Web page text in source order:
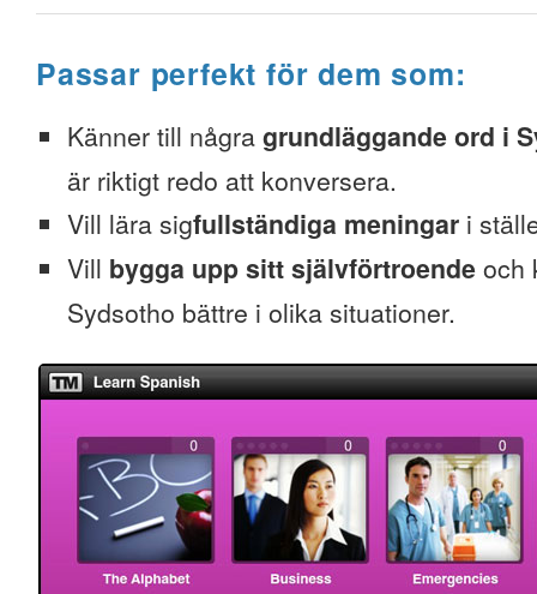
Passar perfekt för dem som:
Känner till några grundläggande ord i
är riktigt redo att konversera.
Vill lära sigfullständiga meningar i
Vill bygga upp sitt självförtroende och
Sydsotho bättre i olika situationer.